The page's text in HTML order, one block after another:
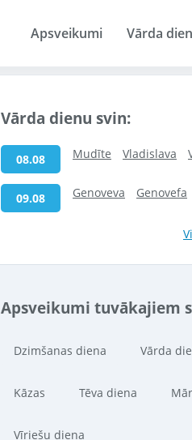
Apsveikumi Vārda
Vārda dienu svin:
08.08 Mudīte Vladislava
09.08 Genoveva Genovefa
Apsveikumi tuvākajiem
Dzimšanas diena Vārda
Kāzas Tēva diena
Vīriešu diena